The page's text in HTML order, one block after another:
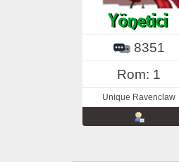
8351
Rom: 1
Unique Ravenclaw